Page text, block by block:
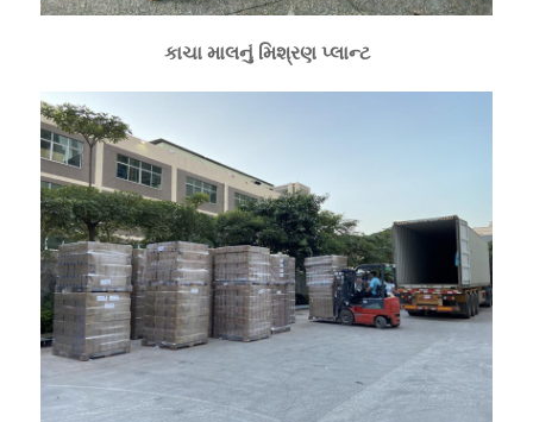
કાચા માલનું મિશ્રણ પ્લાન્ટ